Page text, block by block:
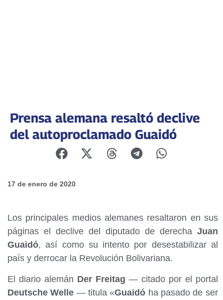
Prensa alemana resaltó declive
del autoproclamado Guaidó
17 de enero de 2020
Los principales medios alemanes resaltaron en sus
páginas el declive del diputado de derecha Juan
Guaidó, así como su intento por desestabilizar al
país y derrocar la Revolución Bolivariana.
El diario alemán Der Freitag — citado por el portal
Deutsche Welle — titula «Guaidó ha pasado de ser